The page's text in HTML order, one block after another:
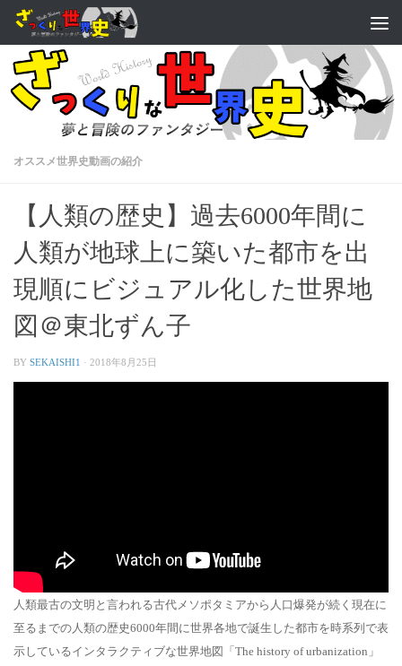
オススメ世界史動画の紹介
【人類の歴史】過去6000年間に
人類が地球上に築いた都市を出
現順にビジュアル化した世界地
図＠東北ずん子
BY SEKAISHI1 · 2018年8月25日
人類最古の文明と言われる古代メソポタミアから人口爆発が続く現在に
至るまでの人類の歴史6000年間に世界各地で誕生した都市を時系列で表
示しているインタラクティブな世界地図「The history of urbanization」